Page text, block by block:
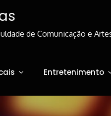
de Comunicação e
Entretenimento